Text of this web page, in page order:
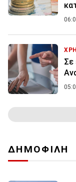
Σε
ΔΗΜΟΦΙΛΗ